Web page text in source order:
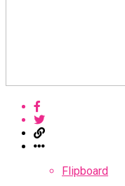
Flipboard